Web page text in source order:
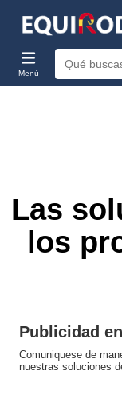
Menú
Las
los
Publicidad
Comuniquese de
nuestras soluciones